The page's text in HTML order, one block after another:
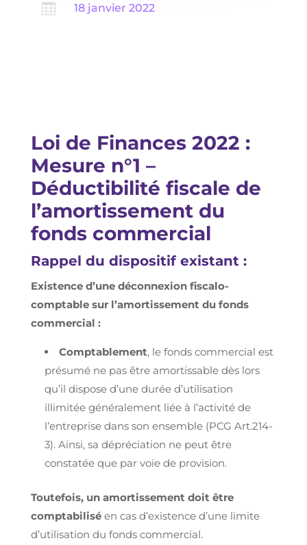
 18 janvier 2022
Loi de Finances 2022 :
Mesure n°1 –
Déductibilité fiscale de
l’amortissement du
fonds commercial
Rappel du dispositif existant :
Existence d’une déconnexion fiscalo-
comptable sur l’amortissement du fonds
commercial :
Comptablement, le fonds commercial est
présumé ne pas être amortissable dès lors
qu’il dispose d’une durée d’utilisation
illimitée généralement liée à l’activité de
l’entreprise dans son ensemble (PCG Art.214-
3). Ainsi, sa dépréciation ne peut être
constatée que par voie de provision.
Toutefois, un amortissement doit être
comptabilisé en cas d’existence d’une limite
d’utilisation du fonds commercial.